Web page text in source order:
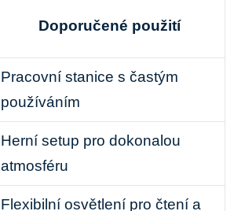
Doporučené použití
Pracovní stanice s častým
používáním
Herní setup pro dokonalou
atmosféru
Flexibilní osvětlení pro čtení a